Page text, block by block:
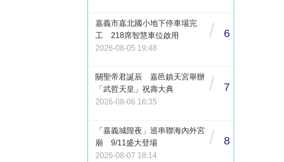
嘉義市嘉北國小地下停車場完
工 218席智慧車位啟用
2026-08-05 19:48
/ 6
關聖帝君誕辰 嘉邑鎮天宮舉辦
「武哲天皇」祝壽大典
2026-08-06 16:35
/ 7
「嘉義城隍夜」巡串聯海內外宮
廟 9/11盛大登場
2026-08-07 18:14
/ 8